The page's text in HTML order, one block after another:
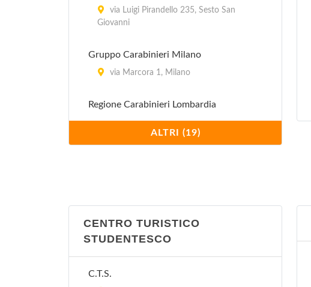
via Luigi Pirandello 235, Sesto San
Giovanni
Gruppo Carabinieri Milano
via Marcora 1, Milano
Regione Carabinieri Lombardia
via Moscova 19, Milano
Stazione Carabinieri Milano Affori
ALTRI (19)
CENTRO TURISTICO
STUDENTESCO
C.T.S.